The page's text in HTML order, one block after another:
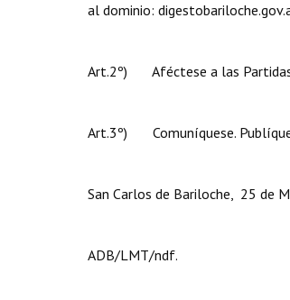
al dominio:
Art.2º) Aféctese a las Partidas
Art.3º) Comuníquese.
San Carlos de Bariloche, 25 de
ADB/LMT/ndf.